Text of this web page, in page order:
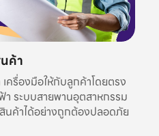
ค้า
ครื่องมือให้กับลูกค้าโดยตรง
า ระบบสายพานอุตสาหกรรม
สินค้าได้อย่างถูกต้องปลอดภัย